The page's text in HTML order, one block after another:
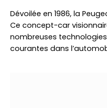
Dévoilée en 1986, la
Ce concept-car
nombreuses
courantes dans